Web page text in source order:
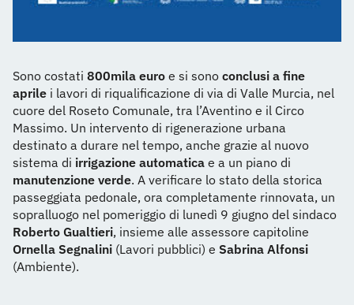
Sono costati 800mila euro e si sono conclusi a fine
aprile i lavori di riqualificazione di via di Valle Murcia, nel
cuore del Roseto Comunale, tra l’Aventino e il Circo
Massimo. Un intervento di rigenerazione urbana
destinato a durare nel tempo, anche grazie al nuovo
sistema di irrigazione automatica e a un piano di
manutenzione verde. A verificare lo stato della storica
passeggiata pedonale, ora completamente rinnovata, un
sopralluogo nel pomeriggio di lunedì 9 giugno del sindaco
Roberto Gualtieri, insieme alle assessore capitoline
Ornella Segnalini (Lavori pubblici) e Sabrina Alfonsi
(Ambiente).